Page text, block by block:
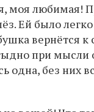
моя любимая!
Ей было
вернётся к
при мысли
одна, без них